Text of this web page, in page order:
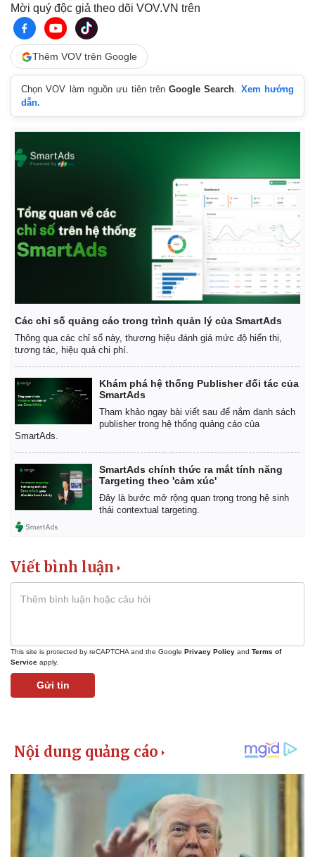
Kinh tế
Bất động sản
Khởi nghiệp
Thị trường
Tiêu dùng
Mời quý độc giả theo dõi VOV.VN trên
Thêm VOV trên Google
Chọn VOV làm nguồn ưu tiên trênGoogle Search. Xem hướng
dẫn.
Các chỉ số quảng cáo trong trình quản lý của SmartAds
Thông qua các chỉ số này, thương hiệu đánh giá mức độ hiển thị,
tương tác, hiệu quả chi phí.
Khám phá hệ thống Publisher đối tác của
SmartAds
Tham khảo ngay bài viết sau để nắm danh sách
publisher trong hệ thống quảng cáo của
SmartAds.
SmartAds chính thức ra mắt tính năng
Targeting theo 'cảm xúc'
Đây là bước mở rộng quan trọng trong hệ sinh
thái contextual targeting.
Viết bình luận
This site is protected by reCAPTCHA and the Google Privacy Policy and Terms of
Service apply.
Gửi tin